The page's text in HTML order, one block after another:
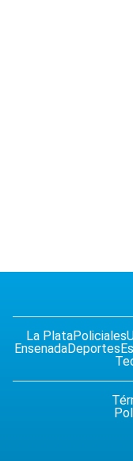
La PlataPoliciales
EnsenadaDeportes